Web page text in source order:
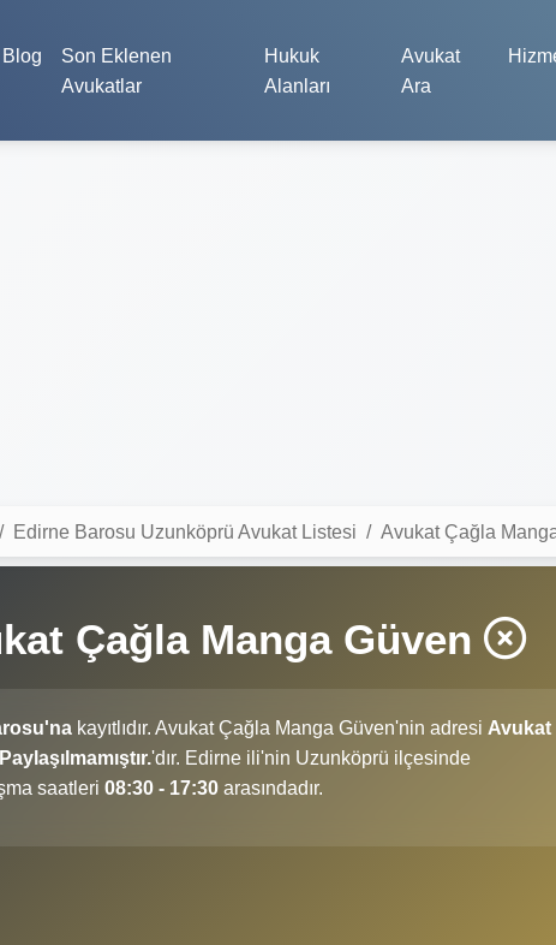
Blog
Son Eklenen
Avukatlar
Hukuk
Alanları
Avukat
Ara
Edirne Barosu Uzunköprü Avukat Listesi Avukat Çağla
Çağla Manga Güven
kayıtlıdır. Avukat Çağla Manga Güven'nin adresi Avukat
'dır. Edirne ili'nin Uzunköprü ilçesinde
saatleri 08:30 - 17:30 arasındadır.